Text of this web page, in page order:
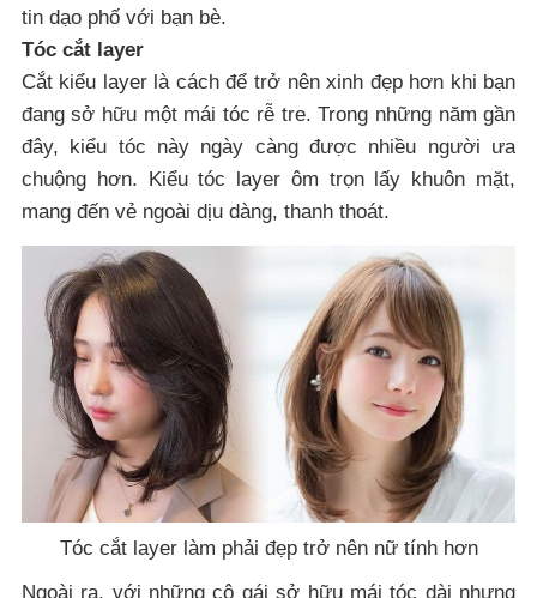
tin dạo phố với bạn bè.
Tóc cắt layer
Cắt kiểu layer là cách để trở nên xinh đẹp hơn khi bạn
đang sở hữu một mái tóc rễ tre. Trong những năm gần
đây, kiểu tóc này ngày càng được nhiều người ưa
chuộng hơn. Kiểu tóc layer ôm trọn lấy khuôn mặt,
mang đến vẻ ngoài dịu dàng, thanh thoát.
Tóc cắt layer làm phải đẹp trở nên nữ tính hơn
Ngoài ra, với những cô gái sở hữu mái tóc dài nhưng